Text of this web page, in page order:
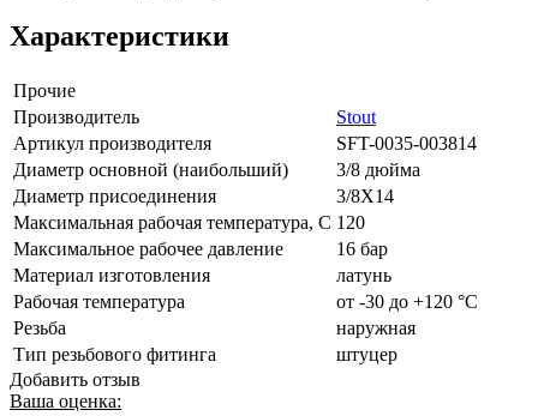
Характеристики
Прочие
Производитель
Stout
Артикул производителя
SFT-0035-003814
Диаметр основной (наибольший)
3/8 дюйма
Диаметр присоединения
3/8X14
Максимальная рабочая температура, С 120
Максимальное рабочее давление
16 бар
Материал изготовления
латунь
Рабочая температура
от -30 до +120 °C
Резьба
наружная
Тип резьбового фитинга
штуцер
Добавить отзыв
Ваша оценка: